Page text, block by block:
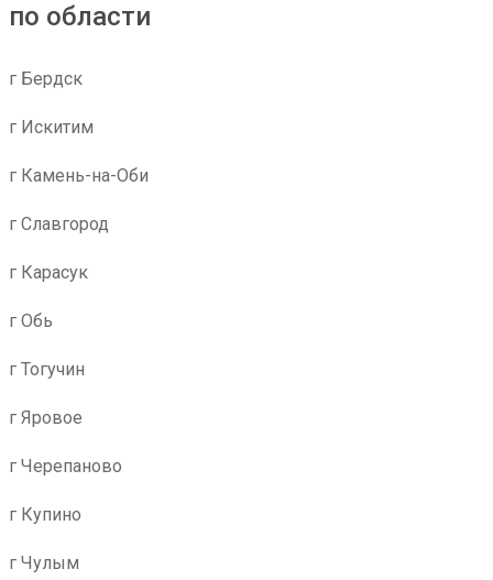
по области
г Бердск
г Искитим
г Камень-на-Оби
г Славгород
г Карасук
г Обь
г Тогучин
г Яровое
г Черепаново
г Купино
г Чулым